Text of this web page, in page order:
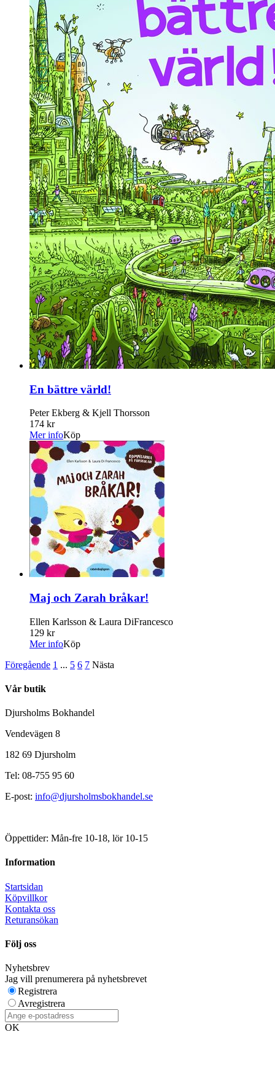
En bättre värld!
Peter Ekberg & Kjell Thorsson
174 kr
Mer infoKöp
Maj och Zarah bråkar!
Ellen Karlsson & Laura DiFrancesco
129 kr
Mer infoKöp
Föregående 1 ... 5 6 7 Nästa
Vår butik
Djursholms Bokhandel
Vendevägen 8
182 69 Djursholm
Tel: 08-755 95 60
E-post: info@djursholmsbokhandel.se
Öppettider: Mån-fre 10-18, lör 10-15
Information
Startsidan
Köpvillkor
Kontakta oss
Returansökan
Följ oss
Nyhetsbrev
Jag vill prenumerera på nyhetsbrevet
Registrera
Avregistrera
OK